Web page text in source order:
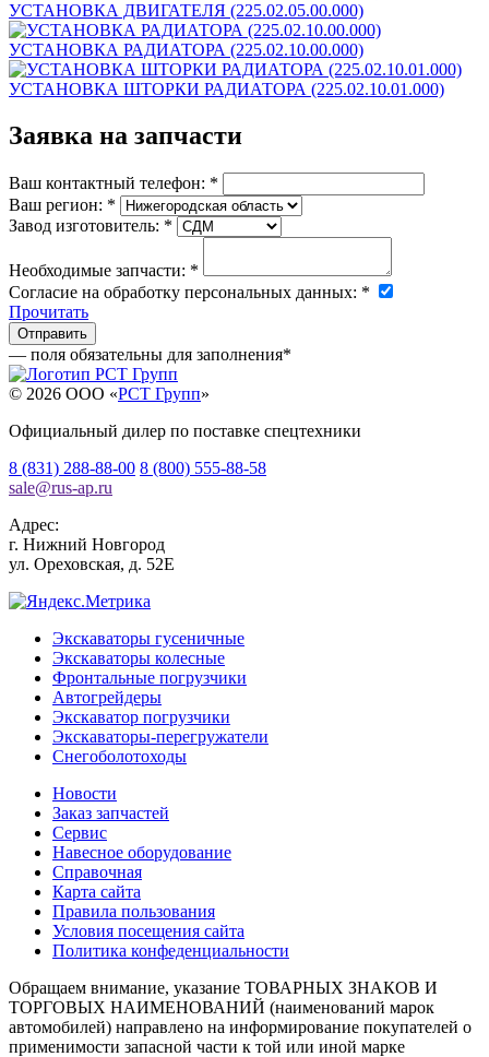
УСТАНОВКА ДВИГАТЕЛЯ (225.02.05.00.000)
УСТАНОВКА РАДИАТОРА (225.02.10.00.000)
УСТАНОВКА ШТОРКИ РАДИАТОРА (225.02.10.01.000)
Заявка на запчасти
Ваш контактный телефон: *
Ваш регион: *
Завод изготовитель: *
Необходимые запчасти: *
Согласие на обработку персональных данных: *
Прочитать
— поля обязательны для заполнения*
© 2026 OOO «РСТ Групп»
Официальный дилер по поставке спецтехники
8 (831) 288-88-00 8 (800) 555-88-58
sale@rus-ap.ru
Адрес:
г. Нижний Новгород
ул. Ореховская, д. 52Е
Экскаваторы гусеничные
Экскаваторы колесные
Фронтальные погрузчики
Автогрейдеры
Экскаватор погрузчики
Экскаваторы-перегружатели
Снегоболотоходы
Новости
Заказ запчастей
Сервис
Навесное оборудование
Справочная
Карта сайта
Правила пользования
Условия посещения сайта
Политика конфеденциальности
Обращаем внимание, указание ТОВАРНЫХ ЗНАКОВ И
ТОРГОВЫХ НАИМЕНОВАНИЙ (наименований марок
автомобилей) направлено на информирование покупателей о
применимости запасной части к той или иной марке